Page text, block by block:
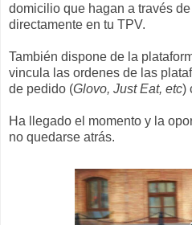
domicilio que hagan a través
directamente en tu TPV.
También dispone de la
vincula las ordenes de las
de pedido (Glovo, Just Eat, etc)
Ha llegado el momento y la
no quedarse atrás.